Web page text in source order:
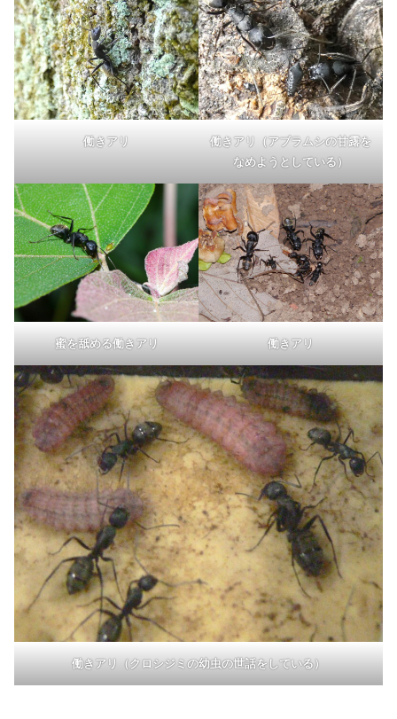
働きアリ
働きアリ（アブラムシの甘露を
なめようとしている）
蜜を舐める働きアリ 働きアリ
働きアリ（クロシジミの幼虫の世話をしている）